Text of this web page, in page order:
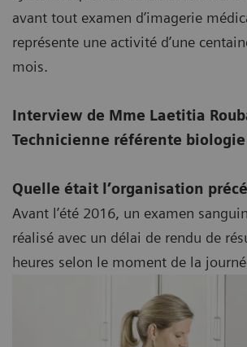
avant tout examen d’imagerie
représente une activité d’une
mois.
Interview de Mme Laetitia
Technicienne référente
Quelle était l’organisation
Avant l’été 2016, un examen
réalisé avec un délai de rendu de
heures selon le moment de la